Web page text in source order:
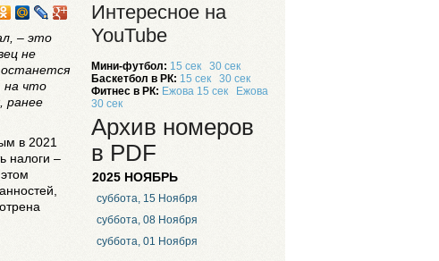
– это
не
останется
на что
ранее
в 2021
налоги –
Интересное на
YouTube
Мини-футбол: 15 сек
30 сек
Баскетбол в РК: 15 сек
30 сек
Фитнес в РК: Ежова 15 сек
Ежова
30 сек
Архив номеров
в PDF
2025 НОЯБРЬ
суббота, 15 Ноября
суббота, 08 Ноября
суббота, 01 Ноября